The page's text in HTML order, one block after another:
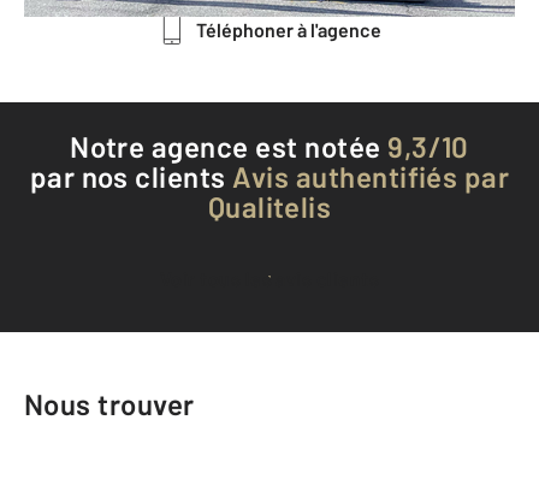
Téléphoner à l'agence
Notre agence est notée 9,3/10
par nos clients Avis authentifiés par
Qualitelis
Voir tous les avis clients
Nous trouver